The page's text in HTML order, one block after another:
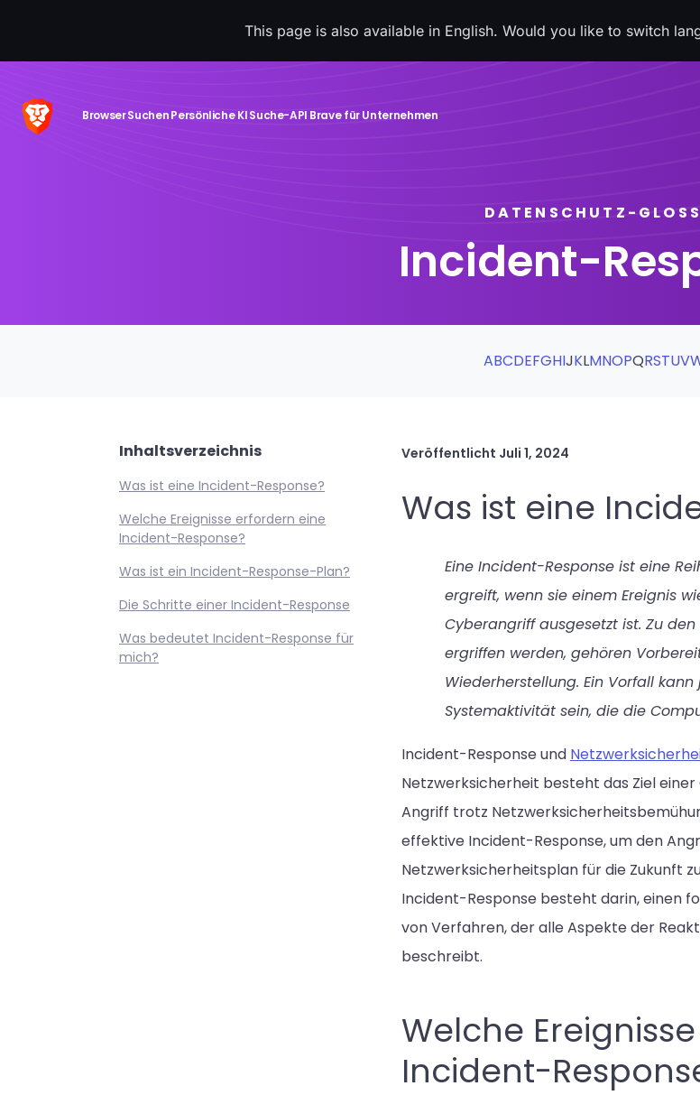
This page is also available in English. Would you like to switch
BrowserSuchenPersönliche KISuche-API Brave für Unternehmen
DATENSCHUTZ-
Incident-
ABCDEFGHIJKLMNOPQRSTUV
Veröffentlicht Juli 1, 2024
Inhaltsverzeichnis
Was ist eine Incident-Response?
Welche Ereignisse erfordern eine
Incident-Response?
Was ist ein Incident-Response-Plan?
Die Schritte einer Incident-Response
Was bedeutet Incident-Response für
mich?
Was ist eine
Eine Incident-Response ist eine
ergreift, wenn sie einem Ereignis
Cyberangriff ausgesetzt ist. Zu
ergriffen werden, gehören
Wiederherstellung. Ein Vorfall
Systemaktivität sein, die die
Incident-Response und
Netzwerksicherheit besteht das Ziel
Angriff trotz
effektive Incident-Response, um den
Netzwerksicherheitsplan für die Zukunft
Incident-Response besteht darin, einen
von Verfahren, der alle Aspekte der
beschreibt.
Welche
Incident-